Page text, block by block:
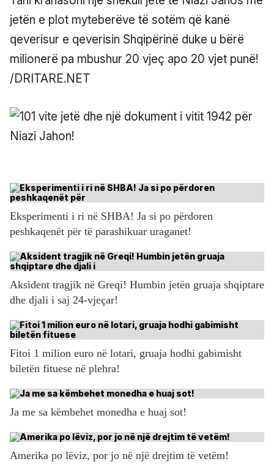
jetën e plot myteberëve të sotëm që kanë
qeverisur e qeverisin Shqipërinë duke u bërë
milionerë pa mbushur 20 vjeç apo 20 vjet punë!
/DRITARE.NET
Eksperimenti i ri në SHBA! Ja si po përdoren
peshkaqenët për të parashikuar uraganet!
Aksident tragjik në Greqi! Humbin jetën gruaja shqiptare
dhe djali i saj 24-vjeçar!
Fitoi 1 milion euro në lotari, gruaja hodhi gabimisht
biletën fituese në plehra!
Ja me sa këmbehet monedha e huaj sot!
Amerika po lëviz, por jo në një drejtim të vetëm!